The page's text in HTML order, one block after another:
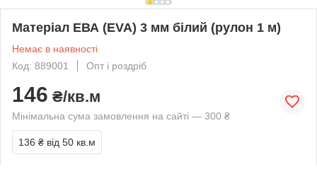
Матеріал ЕВА (EVA) 3 мм білий (рулон 1 м)
Немає в наявності
Код: 889001
Опт і роздріб
146 ₴/кв.м
Мінімальна сума замовлення на сайті — 300 ₴
136 ₴ від 50 кв.м